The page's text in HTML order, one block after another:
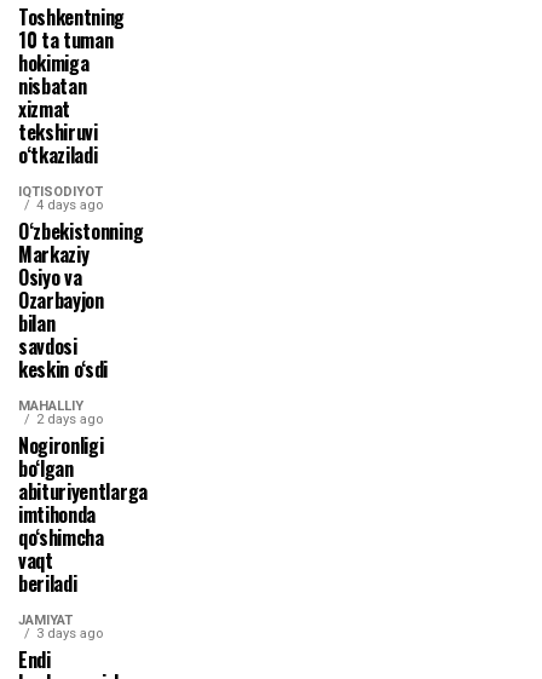
Toshkentning
10 ta tuman
hokimiga
nisbatan
xizmat
tekshiruvi
o‘tkaziladi
IQTISODIYOT
4 days ago
O‘zbekistonning
Markaziy
Osiyo va
Ozarbayjon
bilan
savdosi
keskin o‘sdi
MAHALLIY
2 days ago
Nogironligi
bo‘lgan
abituriyentlarga
imtihonda
qo‘shimcha
vaqt
beriladi
JAMIYAT
3 days ago
Endi